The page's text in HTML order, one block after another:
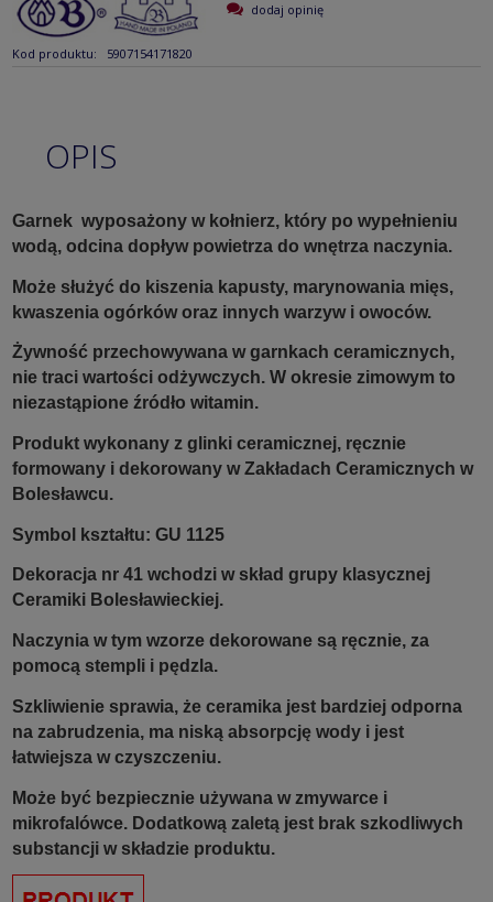
Kod produktu: 5907154171820
dodaj opinię
OPIS
Garnek wyposażony w kołnierz, który po wypełnieniu
wodą, odcina dopływ powietrza do wnętrza naczynia.
Może służyć do kiszenia kapusty, marynowania mięs,
kwaszenia ogórków oraz innych warzyw i owoców.
Żywność przechowywana w garnkach ceramicznych,
nie traci wartości odżywczych. W okresie zimowym to
niezastąpione źródło witamin.
Produkt wykonany z glinki ceramicznej, ręcznie
formowany i dekorowany w Zakładach Ceramicznych w
Bolesławcu.
Symbol kształtu: GU 1125
Dekoracja nr 41 wchodzi w skład grupy klasycznej
Ceramiki Bolesławieckiej.
Naczynia w tym wzorze dekorowane są ręcznie, za
pomocą stempli i pędzla.
Szkliwienie sprawia, że ceramika jest bardziej odporna
na zabrudzenia, ma niską absorpcję wody i jest
łatwiejsza w czyszczeniu.
Może być bezpiecznie używana w zmywarce i
mikrofalówce. Dodatkową zaletą jest brak szkodliwych
substancji w składzie produktu.